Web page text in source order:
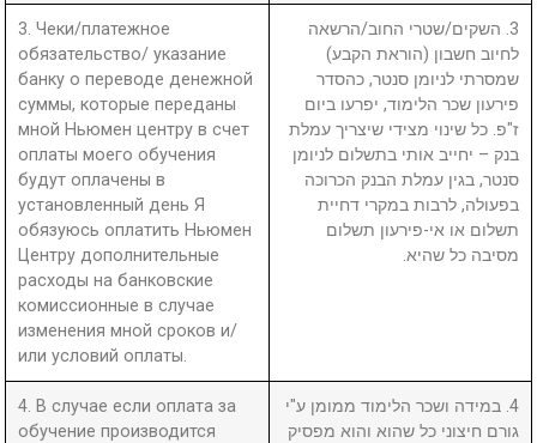
3. Чеки/платежное
обязательство/ указание
банку о переводе денежной
суммы, которые переданы
мной Ньюмен центру в счет
оплаты моего обучения
будут оплачены в
установленный день Я
обязуюсь оплатить Ньюмен
Центру дополнительные
расходы на банковские
комиссионные в случае
изменения мной сроков и/
или условий оплаты.
3. השקים/שטרי החוב/הרשאה
לחיוב חשבון (הוראת הקבע)
שמסרתי לניומן סנטר, כהסדר
פירעון שכר הלימוד, יפרעו ביום
ז"פ. כל שינוי מצידי שיצריך עמלת
בנק – יחייב אותי בתשלום לניומן
סנטר, בגין עמלת הבנק הכרוכה
בפעולה, לרבות במקרי דחיית
תשלום או אי-פירעון תשלום
מסיבה כל שהיא.
4. В случае если оплата за
обучение производится
4. במידה ושכר הלימוד ממומן ע"י
גורם חיצוני כל שהוא והוא מפסיק